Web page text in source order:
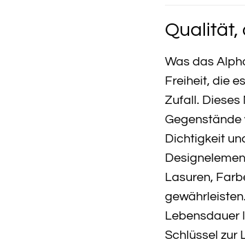
Qualität,
Was das
Freiheit, die
Zufall. Dieses
Gegenstände
Dichtigkeit
Lasuren,
Lebensdauer
Schlüssel zur